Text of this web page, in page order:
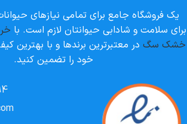
یک فروشگاه جامع برای تمامی نیازهای
برای سلامت و شادابی حیوانتان لازم است. با
خشک سگ در معتبرترین برندها و با بهترین
خود را تضمین کنید.